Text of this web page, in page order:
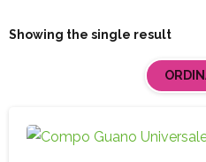
Showing the single result